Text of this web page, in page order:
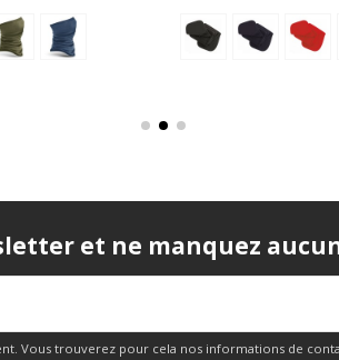
et ne manquez
Vous trouverez pour cela nos informations de